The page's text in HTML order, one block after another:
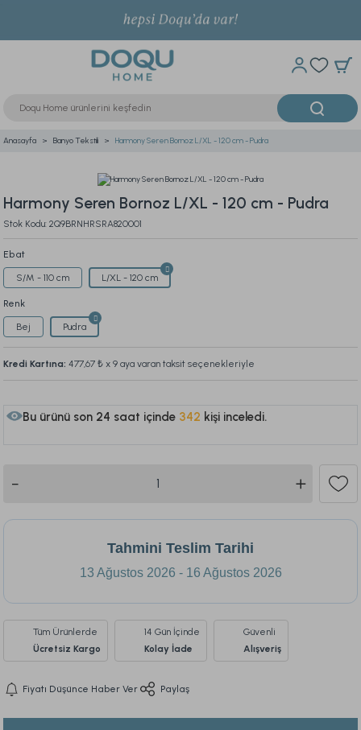
Anasayfa Banyo Tekstili Harmony Seren Bornoz L/XL - 120 cm - Pudra
Harmony Seren Bornoz L/XL - 120 cm - Pudra
Stok Kodu: 2Q9BRNHRSRA820001
Ebat
S/M - 110 cm L/XL - 120 cm
Renk
Bej Pudra
Kredi Kartına: 477,67 ₺ x 9 aya varan taksit seçenekleriyle
Tahmini Teslim Tarihi
13 Ağustos 2026 - 16 Ağustos 2026
Tüm Ürünlerde
Ücretsiz Kargo
14 Gün İçinde
Kolay İade
Güvenli
Alışveriş
Fiyatı Düşünce Haber Ver Paylaş